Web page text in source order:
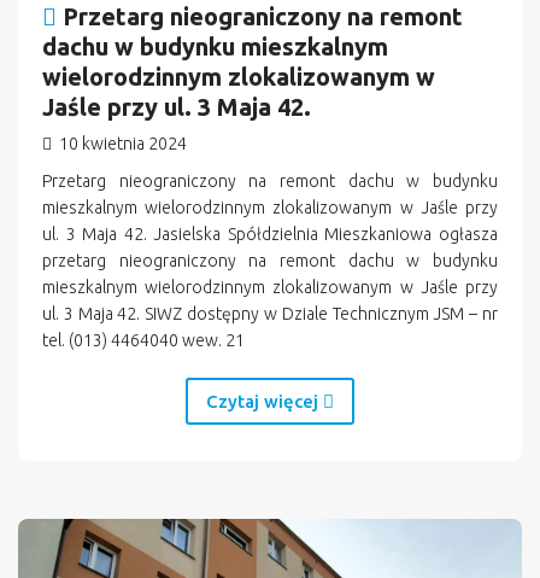
Przetarg nieograniczony na remont
dachu w budynku mieszkalnym
wielorodzinnym zlokalizowanym w
Jaśle przy ul. 3 Maja 42.
10 kwietnia 2024
Przetarg nieograniczony na remont dachu w budynku
mieszkalnym wielorodzinnym zlokalizowanym w Jaśle przy
ul. 3 Maja 42. Jasielska Spółdzielnia Mieszkaniowa ogłasza
przetarg nieograniczony na remont dachu w budynku
mieszkalnym wielorodzinnym zlokalizowanym w Jaśle przy
ul. 3 Maja 42. SIWZ dostępny w Dziale Technicznym JSM – nr
tel. (013) 4464040 wew. 21
Czytaj więcej